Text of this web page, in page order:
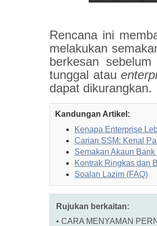
Rencana ini
melakukan
berkesan
tunggal atau
dapat dikurangkan.
Kandungan Artikel:
Kenapa Enterprise
Carian SSM: Kenal
Semakan Akaun
Kontrak Ringkas dan
Soalan Lazim (FAQ)
Rujukan berkaitan:
• CARA MENYAMAN